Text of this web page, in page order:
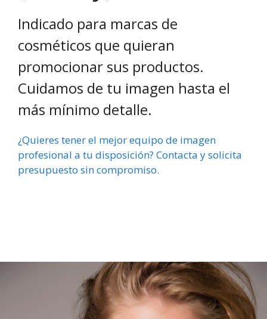
Indicado para marcas de
cosméticos que quieran
promocionar sus productos.
Cuidamos de tu imagen hasta el
más mínimo detalle.
¿Quieres tener el mejor equipo de imagen
profesional a tu disposición? Contacta y solicita
presupuesto sin compromiso.